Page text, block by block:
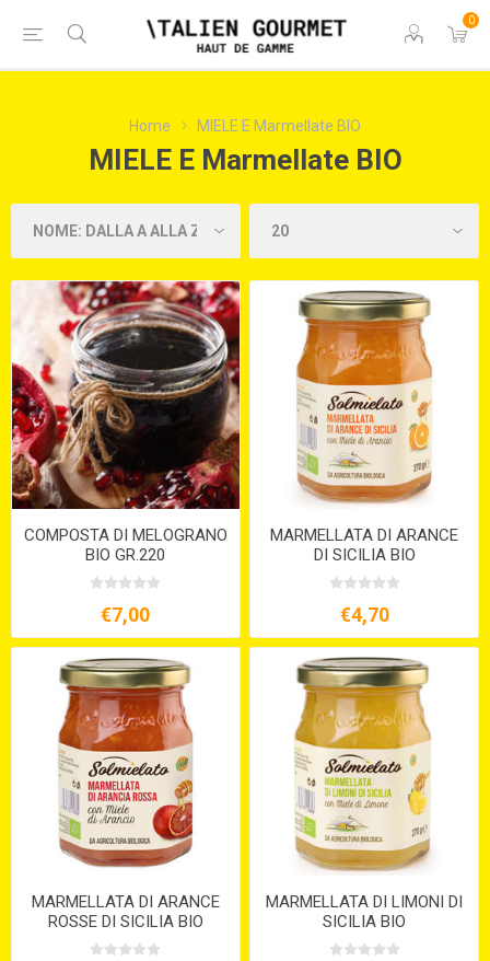
0
Home MIELE E Marmellate BIO
MIELE E Marmellate BIO
COMPOSTA DI MELOGRANO
BIO GR.220
€7,00
MARMELLATA DI ARANCE
DI SICILIA BIO
€4,70
MARMELLATA DI ARANCE
ROSSE DI SICILIA BIO
GR.270
MARMELLATA DI LIMONI DI
SICILIA BIO